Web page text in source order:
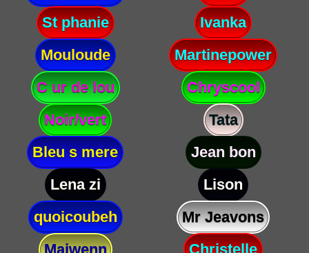
St phanie
Ivanka
Mouloude
Martinepower
C ur de lou
Chryscool
Noir/vert
Tata
Bleu s mere
Jean bon
Lena zi
Lison
quoicoubeh
Mr Jeavons
Maiwenn
Christelle